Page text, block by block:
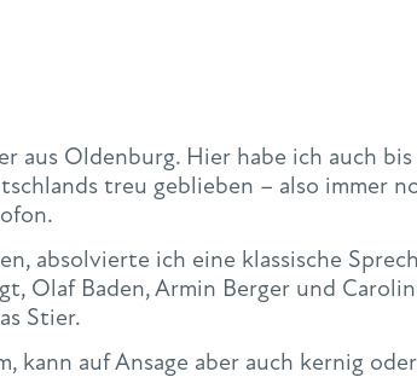
aus Oldenburg. Hier habe ich auch
treu geblieben – also immer
absolvierte ich eine klassische
Olaf Baden, Armin Berger und
Stier.
kann auf Ansage aber auch kernig